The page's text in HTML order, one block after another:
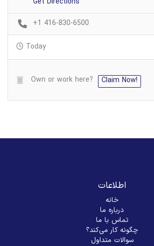
+1 416-830-6500
Today
Own or work here? Claim Now!
اطلاعات
خانه
درباره ما
تماس با ما
چگونه کار می‌کند؟
سوالات متداول